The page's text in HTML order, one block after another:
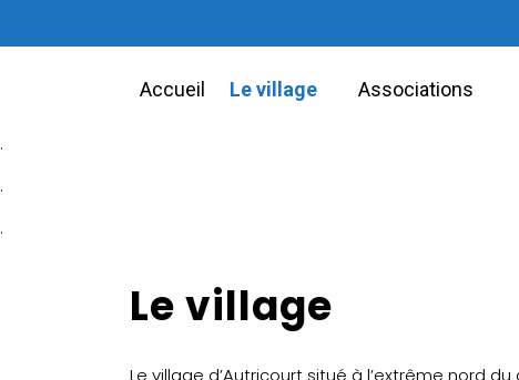
Accueil Le village Associations
.
.
.
Le village
Le village d’Autricourt situé à l’extrême nord